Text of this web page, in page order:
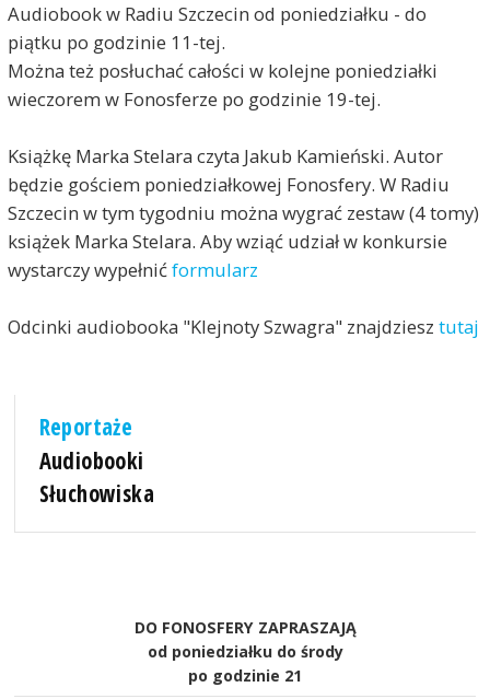
Audiobook w Radiu Szczecin od poniedziałku - do
piątku po godzinie 11-tej.
Można też posłuchać całości w kolejne poniedziałki
wieczorem w Fonosferze po godzinie 19-tej.
Książkę Marka Stelara czyta Jakub Kamieński. Autor
będzie gościem poniedziałkowej Fonosfery. W Radiu
Szczecin w tym tygodniu można wygrać zestaw (4 tomy)
książek Marka Stelara. Aby wziąć udział w konkursie
wystarczy wypełnićformularz
Odcinki audiobooka "Klejnoty Szwagra" znajdziesz tutaj
Reportaże
Audiobooki
Słuchowiska
DO FONOSFERY ZAPRASZAJĄ
od poniedziałku do środy
po godzinie 21